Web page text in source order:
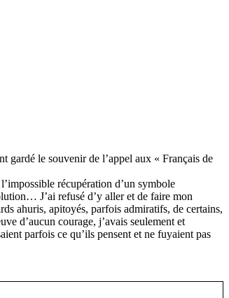
gardé le souvenir de l’appel aux « Français de
récupération d’un symbole
J’ai refusé d’y aller et de faire mon
ahuris, apitoyés, parfois admiratifs, de certains,
d’aucun courage, j’avais seulement et
parfois ce qu’ils pensent et ne fuyaient pas